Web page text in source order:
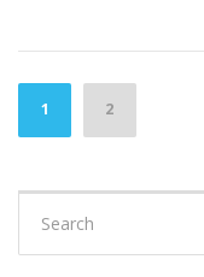
Navegação
por
1 2
for: